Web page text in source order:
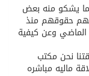
يشكو منه بعض
حقوقهم منذ
الماضي وعن كيفية
نحن مكتب
ماليه مباشره